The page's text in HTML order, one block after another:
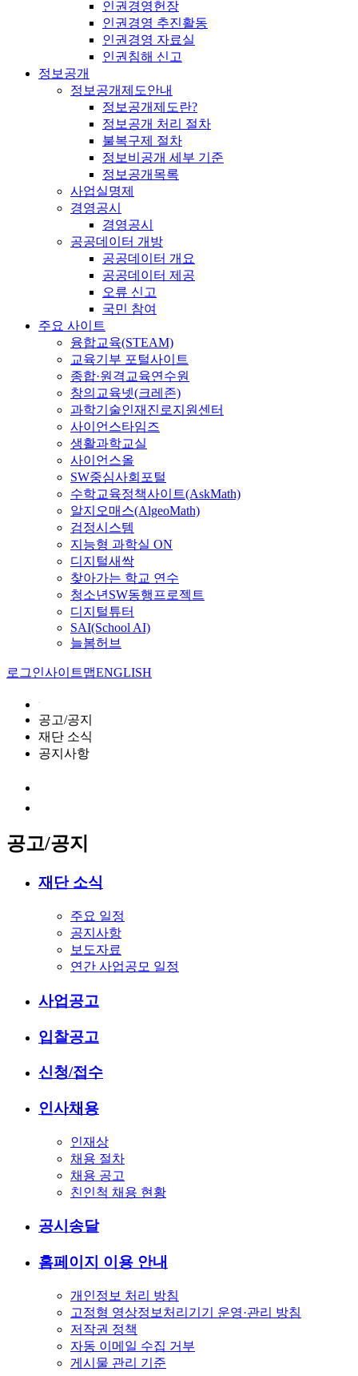
인권경영헌장
인권경영 추진활동
인권경영 자료실
인권침해 신고
정보공개
정보공개제도안내
정보공개제도란?
정보공개 처리 절차
불복구제 절차
정보비공개 세부 기준
정보공개목록
사업실명제
경영공시
경영공시
공공데이터 개방
공공데이터 개요
공공데이터 제공
오류 신고
국민 참여
주요 사이트
융합교육(STEAM)
교육기부 포털사이트
종합·원격교육연수원
창의교육넷(크레존)
과학기술인재진로지원센터
사이언스타임즈
생활과학교실
사이언스올
SW중심사회포털
수학교육정책사이트(AskMath)
알지오매스(AlgeoMath)
검정시스템
지능형 과학실 ON
디지털새싹
찾아가는 학교 연수
청소년SW동행프로젝트
디지털튜터
SAI(School AI)
늘봄허브
로그인사이트맵ENGLISH
공고/공지
재단 소식
공지사항
공고/공지
재단 소식
주요 일정
공지사항
보도자료
연간 사업공모 일정
사업공고
입찰공고
신청/접수
인사채용
인재상
채용 절차
채용 공고
친인척 채용 현황
공시송달
홈페이지 이용 안내
개인정보 처리 방침
고정형 영상정보처리기기 운영·관리 방침
저작권 정책
자동 이메일 수집 거부
게시물 관리 기준